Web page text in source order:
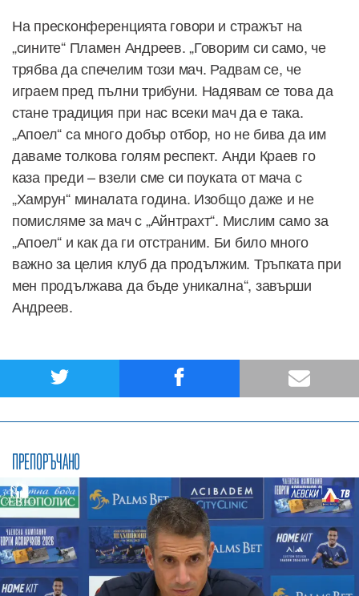
На пресконференцията говори и стражът на
„сините“ Пламен Андреев. „Говорим си само, че
трябва да спечелим този мач. Радвам се, че
играем пред пълни трибуни. Надявам се това да
стане традиция при нас всеки мач да е така.
„Апоел“ са много добър отбор, но не бива да им
даваме толкова голям респект. Анди Краев го
каза преди – взели сме си поуката от мача с
„Хамрун“ миналата година. Изобщо даже и не
помисляме за мач с „Айнтрахт“. Мислим само за
„Апоел“ и как да ги отстраним. Би било много
важно за целия клуб да продължим. Тръпката при
мен продължава да бъде уникална“, завърши
Андреев.
ПРЕПОРЪЧАНО